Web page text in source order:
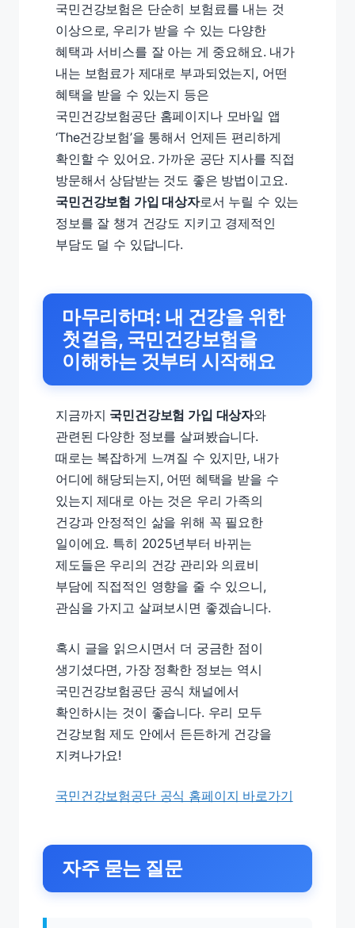
국민건강보험은 단순히 보험료를 내는 것
이상으로, 우리가 받을 수 있는 다양한
혜택과 서비스를 잘 아는 게 중요해요. 내가
내는 보험료가 제대로 부과되었는지, 어떤
혜택을 받을 수 있는지 등은
국민건강보험공단 홈페이지나 모바일 앱
‘The건강보험’을 통해서 언제든 편리하게
확인할 수 있어요. 가까운 공단 지사를 직접
방문해서 상담받는 것도 좋은 방법이고요.
국민건강보험 가입 대상자로서 누릴 수 있는
정보를 잘 챙겨 건강도 지키고 경제적인
부담도 덜 수 있답니다.
마무리하며: 내 건강을 위한
첫걸음, 국민건강보험을
이해하는 것부터 시작해요
지금까지 국민건강보험 가입 대상자와
관련된 다양한 정보를 살펴봤습니다.
때로는 복잡하게 느껴질 수 있지만, 내가
어디에 해당되는지, 어떤 혜택을 받을 수
있는지 제대로 아는 것은 우리 가족의
건강과 안정적인 삶을 위해 꼭 필요한
일이에요. 특히 2025년부터 바뀌는
제도들은 우리의 건강 관리와 의료비
부담에 직접적인 영향을 줄 수 있으니,
관심을 가지고 살펴보시면 좋겠습니다.
혹시 글을 읽으시면서 더 궁금한 점이
생기셨다면, 가장 정확한 정보는 역시
국민건강보험공단 공식 채널에서
확인하시는 것이 좋습니다. 우리 모두
건강보험 제도 안에서 든든하게 건강을
지켜나가요!
국민건강보험공단 공식 홈페이지 바로가기
자주 묻는 질문